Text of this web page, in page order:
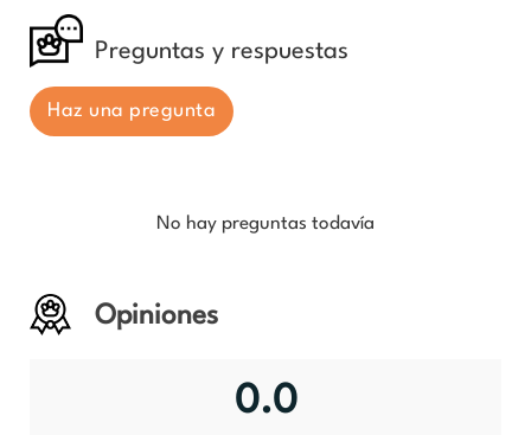
Preguntas y respuestas
Haz una pregunta
No hay preguntas todavía
Opiniones
0.0